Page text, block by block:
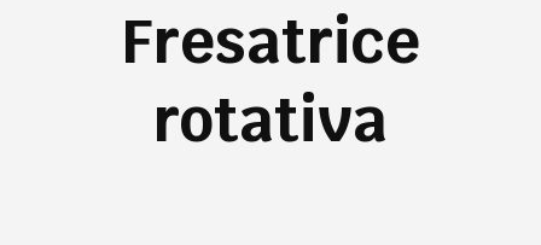
Fresatrice
rotativa